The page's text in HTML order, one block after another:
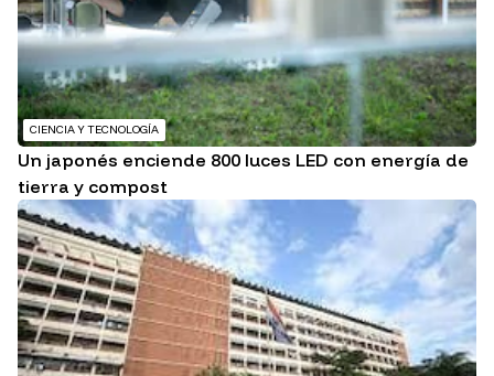
CIENCIA Y TECNOLOGÍA
Un japonés enciende 800 luces LED con energía de
tierra y compost